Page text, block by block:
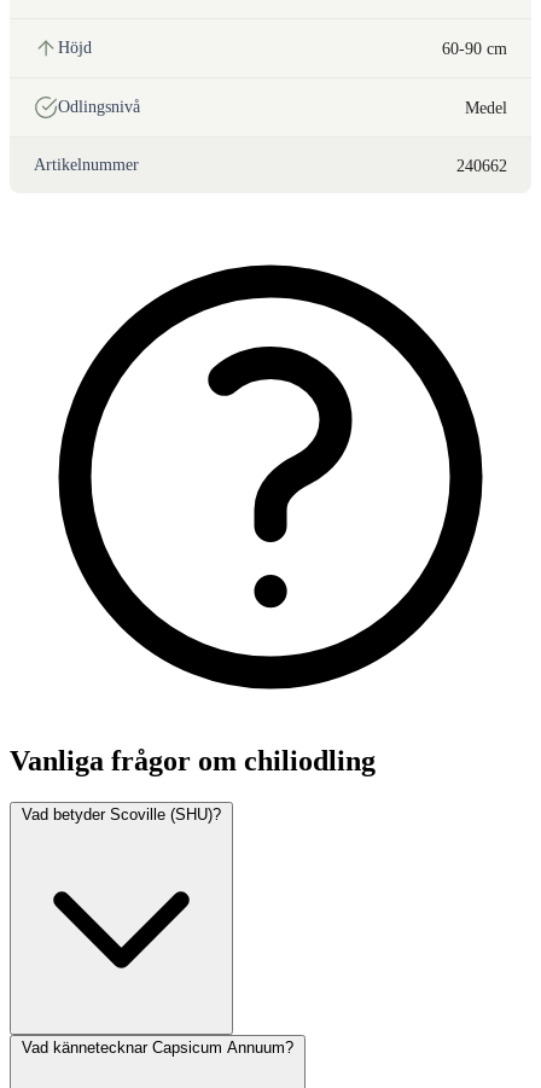
Höjd 60-90 cm
Odlingsnivå Medel
Artikelnummer 240662
Vanliga frågor om chiliodling
Vad betyder Scoville (SHU)?
Vad kännetecknar Capsicum Annuum?